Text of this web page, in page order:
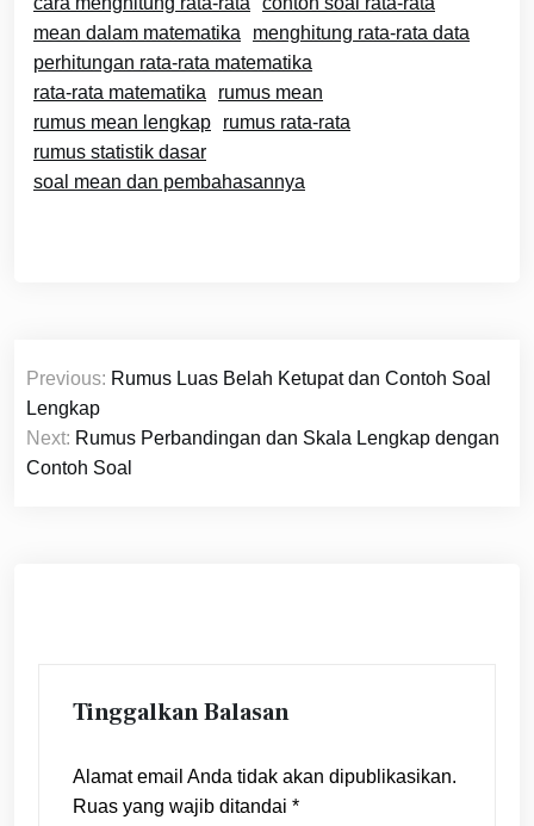
mean dalam matematika
menghitung rata-rata data
perhitungan rata-rata matematika
rata-rata matematika
rumus mean
rumus mean lengkap
rumus rata-rata
rumus statistik dasar
soal mean dan pembahasannya
Navigasi
pos
Previous: Rumus Luas Belah Ketupat dan Contoh Soal
Lengkap
Next: Rumus Perbandingan dan Skala Lengkap dengan
Contoh Soal
Tinggalkan Balasan
Alamat email Anda tidak akan dipublikasikan.
Ruas yang wajib ditandai *